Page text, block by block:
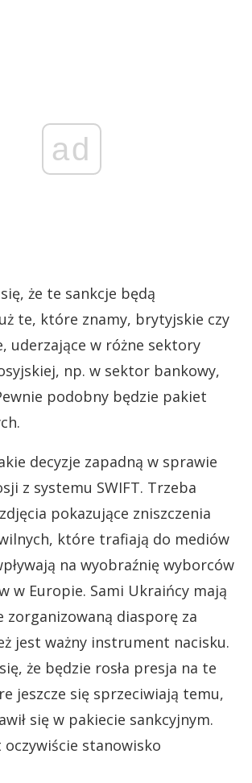
ad
że te sankcje będą
te, które znamy, brytyjskie czy
uderzające w różne sektory
np. w sektor bankowy,
podobny będzie pakiet
decyzje zapadną w sprawie
z systemu SWIFT. Trzeba
pokazujące zniszczenia
które trafiają do mediów
na wyobraźnię wyborców
w Europie. Sami Ukraińcy mają
zorganizowaną diasporę za
jest ważny instrument nacisku.
że będzie rosła presja na te
jeszcze się sprzeciwiają temu,
się w pakiecie sankcyjnym.
oczywiście stanowisko